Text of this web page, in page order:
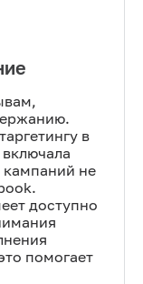
в
кампаний не
доступно
помогает